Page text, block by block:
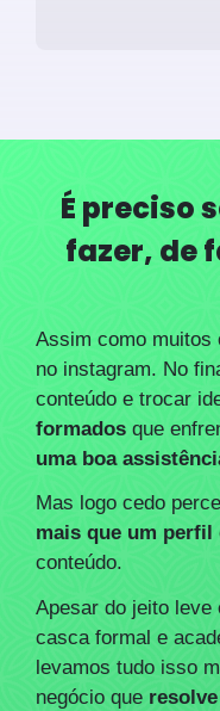
É preciso
fazer, de
Assim como muitos
no instagram. No
conteúdo e trocar
formados que
uma boa
Mas logo cedo
mais que um perfil
conteúdo.
Apesar do jeito leve
casca formal e
levamos tudo isso
negócio que